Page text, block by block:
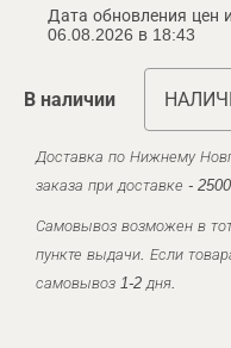
Дата обновления цен
06.08.2026 в 18:43
В наличии
Доставка по Нижнему
заказа при доставке -
Самовывоз возможен в
пункте выдачи. Если
самовывоз 1-2 дня.